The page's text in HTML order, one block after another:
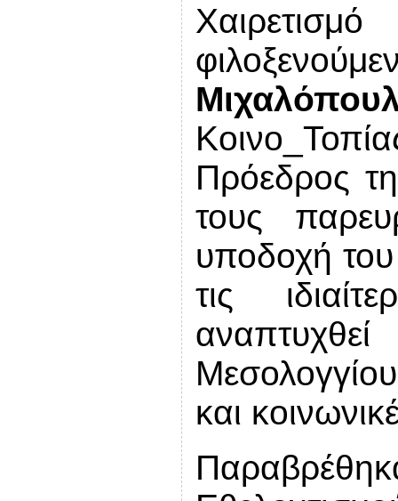
Πρόεδρος
τους
υποδοχή του
τις
και